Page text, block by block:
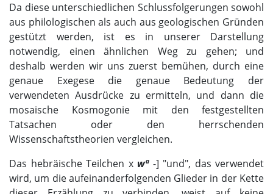
Da diese unterschiedlichen Schlussfolgerungen sowohl
aus philologischen als auch aus geologischen Gründen
gestützt werden, ist es in unserer Darstellung
notwendig, einen ähnlichen Weg zu gehen; und
deshalb werden wir uns zuerst bemühen, durch eine
genaue Exegese die genaue Bedeutung der
verwendeten Ausdrücke zu ermitteln, und dann die
mosaische Kosmogonie mit den festgestellten
Tatsachen oder den herrschenden
Wissenschaftstheorien vergleichen.
Das hebräische Teilchen х wª-] "und", das verwendet
wird, um die aufeinanderfolgenden Glieder in der Kette